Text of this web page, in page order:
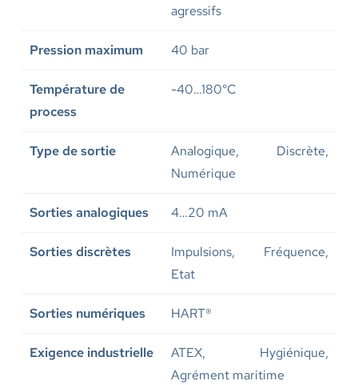
agressifs
Pression maximum 40 bar
Température de
process
-40…180°C
Type de sortie
Analogique, Discrète,
Numérique
Sorties analogiques 4…20 mA
Sorties discrètes
Impulsions, Fréquence,
Etat
Sorties numériques HART®
Exigence industrielle
ATEX, Hygiénique,
Agrément maritime